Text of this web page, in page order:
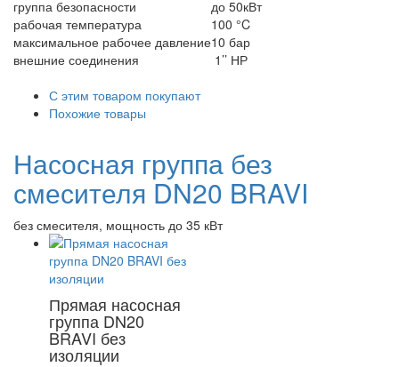
группа безопасности
до 50кВт
рабочая температура
100 °C
максимальное рабочее давление10 бар
внешние соединения
1’’ НР
С этим товаром покупают
Похожие товары
Насосная группа без
смесителя DN20 BRAVI
без смесителя, мощность до 35 кВт
Прямая насосная
группа DN20
BRAVI без
изоляции